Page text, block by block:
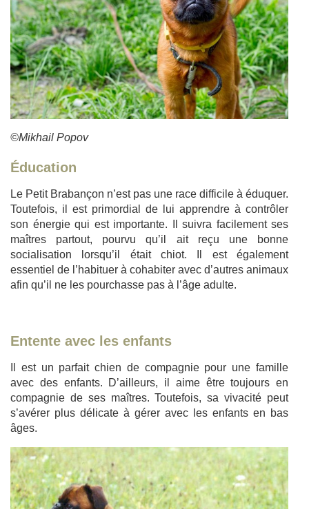
©Mikhail Popov
Éducation
Le Petit Brabançon n’est pas une race difficile à éduquer.
Toutefois, il est primordial de lui apprendre à contrôler
son énergie qui est importante. Il suivra facilement ses
maîtres partout, pourvu qu’il ait reçu une bonne
socialisation lorsqu’il était chiot. Il est également
essentiel de l’habituer à cohabiter avec d’autres animaux
afin qu’il ne les pourchasse pas à l’âge adulte.
Entente avec les enfants
Il est un parfait chien de compagnie pour une famille
avec des enfants. D’ailleurs, il aime être toujours en
compagnie de ses maîtres. Toutefois, sa vivacité peut
s’avérer plus délicate à gérer avec les enfants en bas
âges.